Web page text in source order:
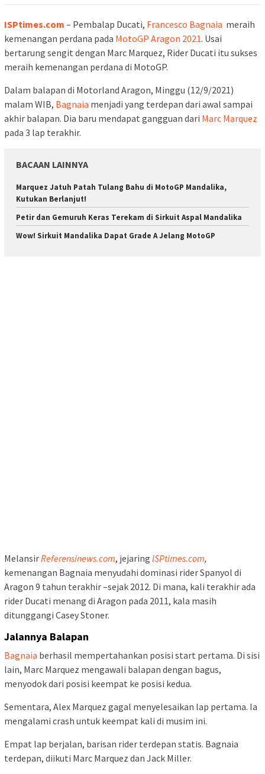
ISPtimes.com – Pembalap Ducati, Francesco Bagnaia meraih
kemenangan perdana pada MotoGP Aragon 2021. Usai
bertarung sengit dengan Marc Marquez, Rider Ducati itu sukses
meraih kemenangan perdana di MotoGP.
Dalam balapan di Motorland Aragon, Minggu (12/9/2021)
malam WIB, Bagnaia menjadi yang terdepan dari awal sampai
akhir balapan. Dia baru mendapat gangguan dari Marc Marquez
pada 3 lap terakhir.
BACAAN LAINNYA
Marquez Jatuh Patah Tulang Bahu di MotoGP Mandalika,
Kutukan Berlanjut!
Petir dan Gemuruh Keras Terekam di Sirkuit Aspal Mandalika
Wow! Sirkuit Mandalika Dapat Grade A Jelang MotoGP
MelansirReferensinews.com, jejaring ISPtimes.com,
kemenangan Bagnaia menyudahi dominasi rider Spanyol di
Aragon 9 tahun terakhir –sejak 2012. Di mana, kali terakhir ada
rider Ducati menang di Aragon pada 2011, kala masih
ditunggangi Casey Stoner.
Jalannya Balapan
Bagnaia berhasil mempertahankan posisi start pertama. Di sisi
lain, Marc Marquez mengawali balapan dengan bagus,
menyodok dari posisi keempat ke posisi kedua.
Sementara, Alex Marquez gagal menyelesaikan lap pertama. Ia
mengalami crash untuk keempat kali di musim ini.
Empat lap berjalan, barisan rider terdepan statis. Bagnaia
terdepan, diikuti Marc Marquez dan Jack Miller.